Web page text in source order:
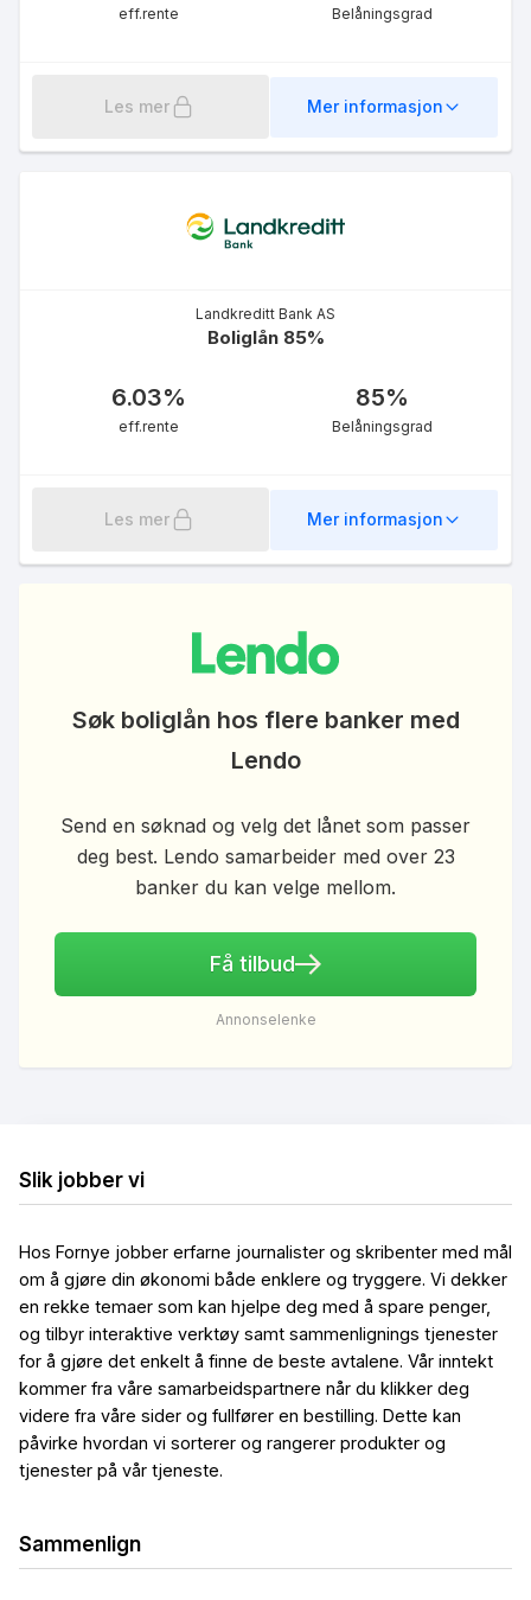
eff.rente Belåningsgrad
Les mer Mer informasjon
Landkreditt Bank AS
Boliglån 85%
6.03%
eff.rente
85%
Belåningsgrad
Les mer Mer informasjon
Søk boliglån hos flere banker med
Lendo
Send en søknad og velg det lånet som passer
deg best. Lendo samarbeider med over 23
banker du kan velge mellom.
Få tilbud
Annonselenke
Slik jobber vi
Hos Fornye jobber erfarne journalister og skribenter med mål
om å gjøre din økonomi både enklere og tryggere. Vi dekker
en rekke temaer som kan hjelpe deg med å spare penger,
og tilbyr interaktive verktøy samt sammenlignings tjenester
for å gjøre det enkelt å finne de beste avtalene. Vår inntekt
kommer fra våre samarbeidspartnere når du klikker deg
videre fra våre sider og fullfører en bestilling. Dette kan
påvirke hvordan vi sorterer og rangerer produkter og
tjenester på vår tjeneste.
Sammenlign